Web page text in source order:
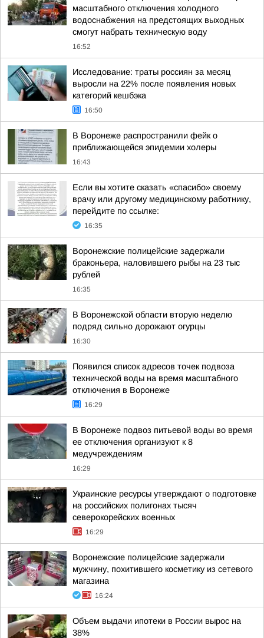
масштабного отключения холодного
водоснабжения на предстоящих выходных
смогут набрать техническую воду
16:52
Исследование: траты россиян за месяц
выросли на 22% после появления новых
категорий кешбэка
16:50
В Воронеже распространили фейк о
приближающейся эпидемии холеры
16:43
Если вы хотите сказать «спасибо» своему
врачу или другому медицинскому работнику,
перейдите по ссылке:
16:35
Воронежские полицейские задержали
браконьера, наловившего рыбы на 23 тыс
рублей
16:35
В Воронежской области вторую неделю
подряд сильно дорожают огурцы
16:30
Появился список адресов точек подвоза
технической воды на время масштабного
отключения в Воронеже
16:29
В Воронеже подвоз питьевой воды во время
ее отключения организуют к 8
медучреждениям
16:29
Украинские ресурсы утверждают о подготовке
на российских полигонах тысяч
северокорейских военных
16:29
Воронежские полицейские задержали
мужчину, похитившего косметику из сетевого
магазина
16:24
Объем выдачи ипотеки в России вырос на
38%